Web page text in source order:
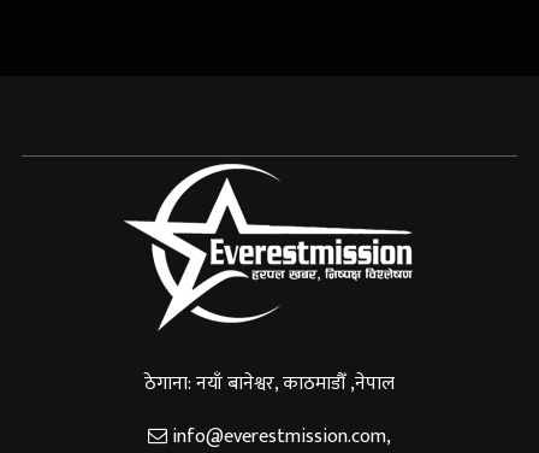
ठेगाना: नयाँ बानेश्वर, काठमाडौँ ,नेपाल
info@everestmission.com,